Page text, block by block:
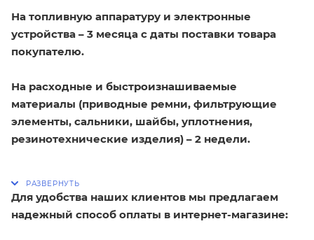
На топливную аппаратуру и электронные
устройства – 3 месяца с даты поставки товара
покупателю.
На расходные и быстроизнашиваемые
материалы (приводные ремни, фильтрующие
элементы, сальники, шайбы, уплотнения,
резинотехнические изделия) – 2 недели.
Для удобства наших клиентов мы предлагаем
надежный способ оплаты в интернет-магазине: